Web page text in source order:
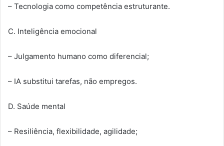
– Tecnologia como competência estruturante.
C. Inteligência emocional
– Julgamento humano como diferencial;
– IA substitui tarefas, não empregos.
D. Saúde mental
– Resiliência, flexibilidade, agilidade;